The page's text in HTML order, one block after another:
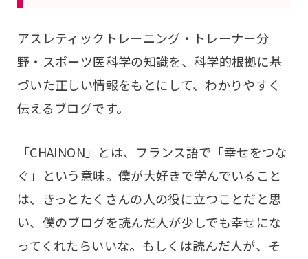
アスレティックトレーニング・トレーナー分
野・スポーツ医科学の知識を、科学的根拠に基
づいた正しい情報をもとにして、わかりやすく
伝えるブログです。
「CHAINON」とは、フランス語で「幸せをつな
ぐ」という意味。僕が大好きで学んでいること
は、きっとたくさんの人の役に立つことだと思
い、僕のブログを読んだ人が少しでも幸せにな
ってくれたらいいな。もしくは読んだ人が、そ